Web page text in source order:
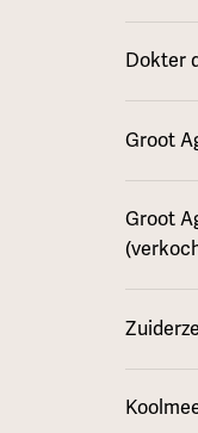
Dokter
Groot
Groot